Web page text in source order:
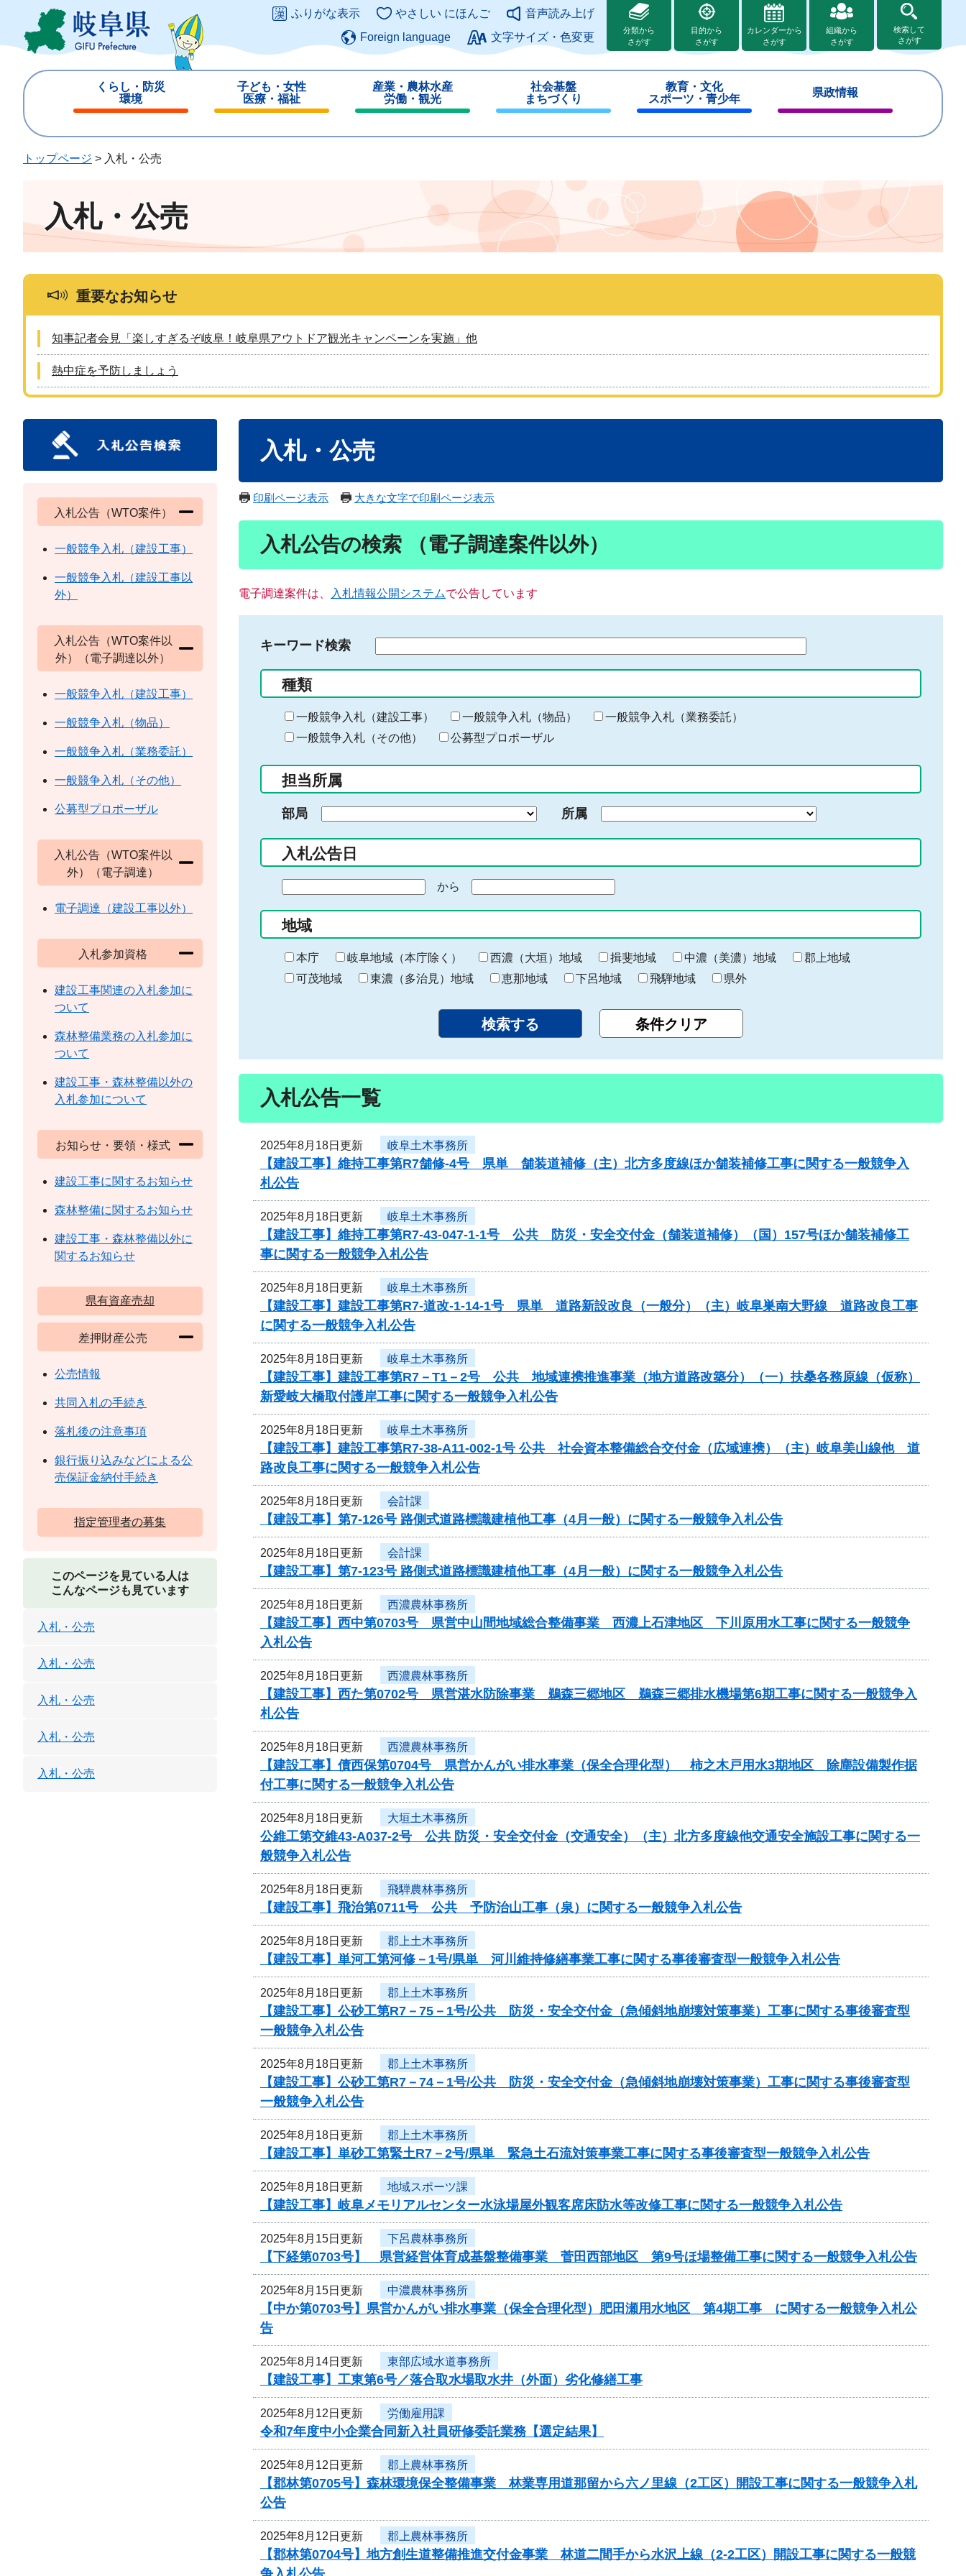
ジ
ュ
このページの本文へ
ふりがな表示 やさしい にほんご
音声読み上げ
Foreign language
文字サイズ・色変更
分類から
さがす
目的から
さがす
カレンダーから
さがす
組織から
さがす
検索して
さがす
くらし・防災
環境
じ
子ども・女性
医療・福祉
じ
産業・農林水産
労働・観光
じ
社会基盤
まちづくり
じ
教育・文化
スポーツ・青少年
じ
県政情報
じ
トップページ > 入札・公売
入札・公売
重要なお知らせ
知事記者会見「楽しすぎるぞ岐阜！岐阜県アウトドア観光キャンペーンを実施」他
熱中症を予防しましょう
入札・公売
印刷ページ表示 大きな文字で印刷ページ表示
入札公告の検索 （電子調達案件以外）
電子調達案件は、 入札情報公開システムで公告しています
キーワード検索
る
キ
ー
ー
入
力
種類
一般競争入札（建設工事） 一般競争入札（物品）
一般競争入札（業務委託）
一般競争入札（その他）
公募型プロポーザル
担当所属
部局 所属
入札公告日
の
始
ま
り
から
終
わ
り
地域
本庁 岐阜地域（本庁除く） 西濃（大垣）地域 揖斐地域 中濃（美濃）地域
郡上地域
可茂地域
東濃（多治見）地域 恵那地域 下呂地域 飛騨地域 県外
入札公告一覧
2025年8月18日更新 岐阜土木事務所
【建設工事】維持工事第R7舗修-4号 県単 舗装道補修（主）北方多度線ほか舗装補修工事に関する一般競争入
札公告
2025年8月18日更新 岐阜土木事務所
【建設工事】維持工事第R7-43-047-1-1号 公共 防災・安全交付金（舗装道補修）（国）157号ほか舗装補修工
事に関する一般競争入札公告
2025年8月18日更新 岐阜土木事務所
【建設工事】建設工事第R7-道改-1-14-1号 県単 道路新設改良（一般分）（主）岐阜巣南大野線 道路改良工事
に関する一般競争入札公告
2025年8月18日更新 岐阜土木事務所
【建設工事】建設工事第R7－T1－2号 公共 地域連携推進事業（地方道路改築分）（一）扶桑各務原線（仮称）
新愛岐大橋取付護岸工事に関する一般競争入札公告
2025年8月18日更新 岐阜土木事務所
【建設工事】建設工事第R7-38-A11-002-1号 公共 社会資本整備総合交付金（広域連携）（主）岐阜美山線他 道
路改良工事に関する一般競争入札公告
2025年8月18日更新 会計課
【建設工事】第7-126号 路側式道路標識建植他工事（4月一般）に関する一般競争入札公告
2025年8月18日更新 会計課
【建設工事】第7-123号 路側式道路標識建植他工事（4月一般）に関する一般競争入札公告
2025年8月18日更新 西濃農林事務所
【建設工事】西中第0703号 県営中山間地域総合整備事業 西濃上石津地区 下川原用水工事に関する一般競争
入札公告
2025年8月18日更新 西濃農林事務所
【建設工事】西た第0702号 県営湛水防除事業 鵜森三郷地区 鵜森三郷排水機場第6期工事に関する一般競争入
札公告
2025年8月18日更新 西濃農林事務所
【建設工事】債西保第0704号 県営かんがい排水事業（保全合理化型） 柿之木戸用水3期地区 除塵設備製作据
付工事に関する一般競争入札公告
2025年8月18日更新 大垣土木事務所
公維工第交維43-A037-2号 公共 防災・安全交付金（交通安全）（主）北方多度線他交通安全施設工事に関する一
般競争入札公告
2025年8月18日更新 飛騨農林事務所
【建設工事】飛治第0711号 公共 予防治山工事（泉）に関する一般競争入札公告
2025年8月18日更新 郡上土木事務所
【建設工事】単河工第河修－1号/県単 河川維持修繕事業工事に関する事後審査型一般競争入札公告
2025年8月18日更新 郡上土木事務所
【建設工事】公砂工第R7－75－1号/公共 防災・安全交付金（急傾斜地崩壊対策事業）工事に関する事後審査型
一般競争入札公告
2025年8月18日更新 郡上土木事務所
【建設工事】公砂工第R7－74－1号/公共 防災・安全交付金（急傾斜地崩壊対策事業）工事に関する事後審査型
一般競争入札公告
2025年8月18日更新 郡上土木事務所
【建設工事】単砂工第緊土R7－2号/県単 緊急土石流対策事業工事に関する事後審査型一般競争入札公告
2025年8月18日更新 地域スポーツ課
【建設工事】岐阜メモリアルセンター水泳場屋外観客席床防水等改修工事に関する一般競争入札公告
2025年8月15日更新 下呂農林事務所
【下経第0703号】 県営経営体育成基盤整備事業 菅田西部地区 第9号ほ場整備工事に関する一般競争入札公告
2025年8月15日更新 中濃農林事務所
【中か第0703号】県営かんがい排水事業（保全合理化型）肥田瀬用水地区 第4期工事 に関する一般競争入札公
告
2025年8月14日更新 東部広域水道事務所
【建設工事】工東第6号／落合取水場取水井（外面）劣化修繕工事
2025年8月12日更新 労働雇用課
令和7年度中小企業合同新入社員研修委託業務【選定結果】
2025年8月12日更新 郡上農林事務所
【郡林第0705号】森林環境保全整備事業 林業専用道那留から六ノ里線（2工区）開設工事に関する一般競争入札
公告
2025年8月12日更新 郡上農林事務所
【郡林第0704号】地方創生道整備推進交付金事業 林道二間手から水沢上線（2-2工区）開設工事に関する一般競
入札公告（WTO案件）
一般競争入札（建設工事）
一般競争入札（建設工事以
外）
入札公告（WTO案件以
外）（電子調達以外）
一般競争入札（建設工事）
一般競争入札（物品）
一般競争入札（業務委託）
一般競争入札（その他）
公募型プロポーザル
入札公告（WTO案件以
外）（電子調達）
電子調達（建設工事以外）
入札参加資格
建設工事関連の入札参加に
ついて
森林整備業務の入札参加に
ついて
建設工事・森林整備以外の
入札参加について
お知らせ・要領・様式
建設工事に関するお知らせ
森林整備に関するお知らせ
建設工事・森林整備以外に
関するお知らせ
県有資産売却
差押財産公売
公売情報
共同入札の手続き
落札後の注意事項
銀行振り込みなどによる公
売保証金納付手続き
指定管理者の募集
このページを見ている人は
こんなページも見ています
入札・公売
入札・公売
入札・公売
入札・公売
入札・公売